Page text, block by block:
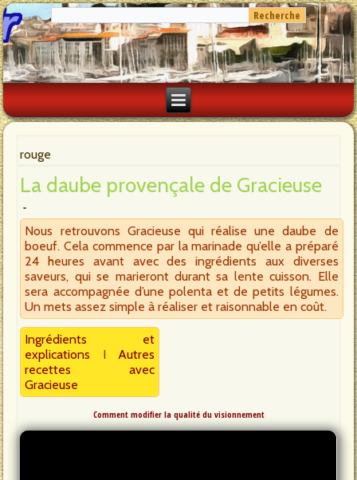
rouge
La daube provençale de Gracieuse
Nous retrouvons Gracieuse qui réalise une daube de
boeuf. Cela commence par la marinade qu’elle a préparé
24 heures avant avec des ingrédients aux diverses
saveurs, qui se marieront durant sa lente cuisson. Elle
sera accompagnée d’une polenta et de petits légumes.
Un mets assez simple à réaliser et raisonnable en coût.
Ingrédients et
explications IAutres
recettes avec
Gracieuse
Comment modifier la qualité du visionnement